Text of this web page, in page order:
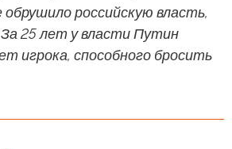
российскую власть,
За 25 лет у власти Путин
игрока, способного бросить